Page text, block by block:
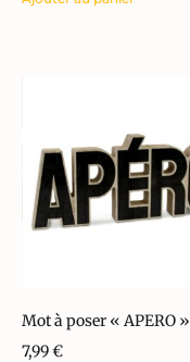
Mot à poser « APERO »
7,99€